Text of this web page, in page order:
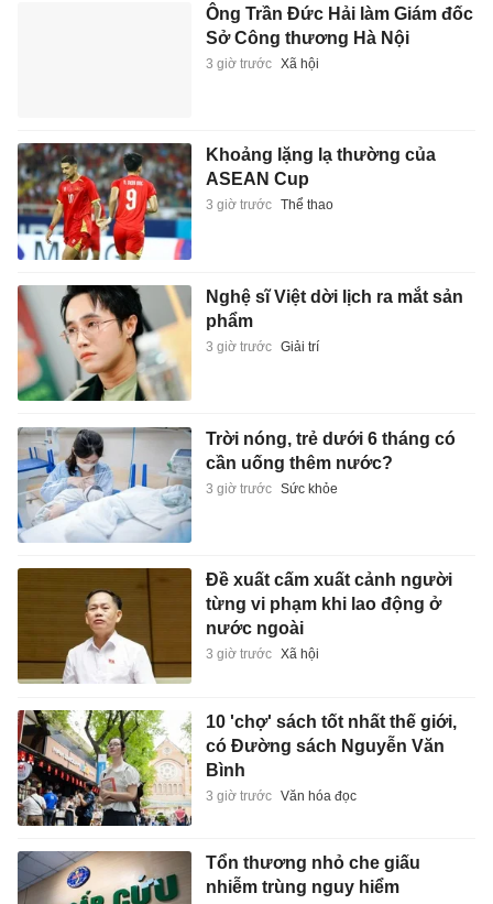
Ông Trần Đức Hải làm Giám đốc
Sở Công thương Hà Nội
3 giờ trước Xã hội
Khoảng lặng lạ thường của
ASEAN Cup
3 giờ trước Thể thao
Nghệ sĩ Việt dời lịch ra mắt sản
phẩm
3 giờ trước Giải trí
Trời nóng, trẻ dưới 6 tháng có
cần uống thêm nước?
3 giờ trước Sức khỏe
Đề xuất cấm xuất cảnh người
từng vi phạm khi lao động ở
nước ngoài
3 giờ trước Xã hội
10 'chợ' sách tốt nhất thế giới,
có Đường sách Nguyễn Văn
Bình
3 giờ trước Văn hóa đọc
Tổn thương nhỏ che giấu
nhiễm trùng nguy hiểm